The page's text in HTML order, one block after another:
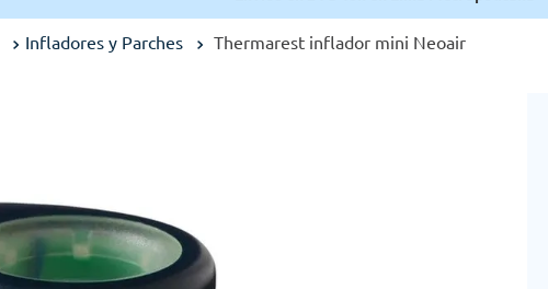
Infladores y Parches Thermarest inflador mini Neoair
sea to summit